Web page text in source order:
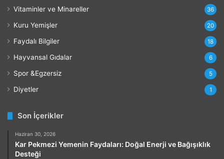
Vitaminler ve Minareller 36
Kuru Yemişler 20
Faydalı Bilgiler 18
Hayvansal Gıdalar 6
Spor &Egzersiz 5
Diyetler 1
Son İçerikler
Haziran 30, 2026
Kar Pekmezi Yemenin Faydaları: Doğal Enerji ve Bağışıklık
Desteği